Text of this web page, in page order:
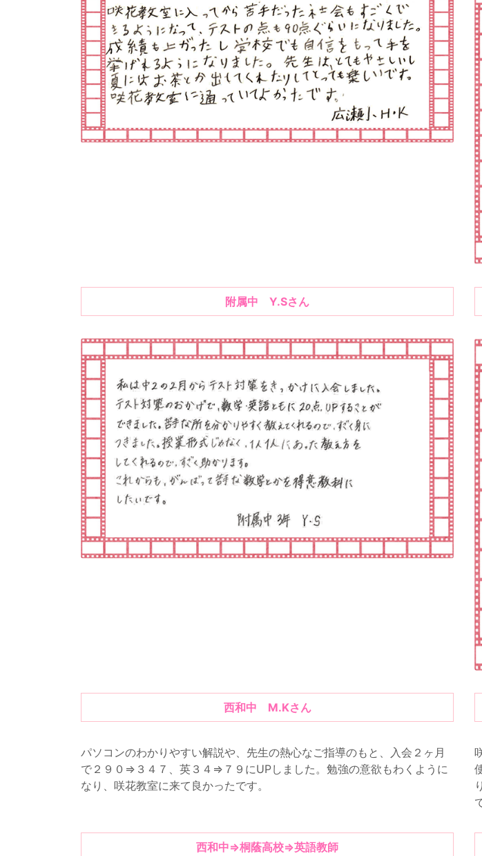
附属中 Y.Sさん
西和中 M.Kさん
パソコンのわかりやすい解説や、先生の熱心なご指導のもと、入会２ヶ月
で２９０⇒３４７、英３４⇒７９にUPしました。勉強の意欲もわくように
なり、咲花教室に来て良かったです。
西和中⇒桐蔭高校⇒英語教師